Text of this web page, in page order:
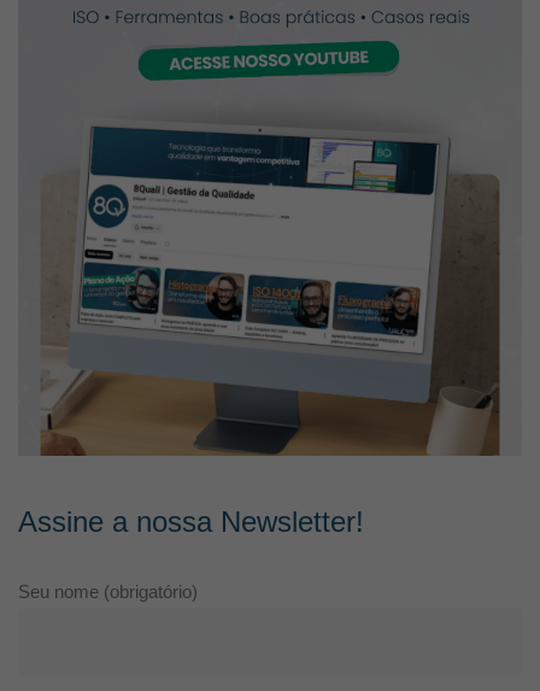
Assine a nossa Newsletter!
Seu nome (obrigatório)